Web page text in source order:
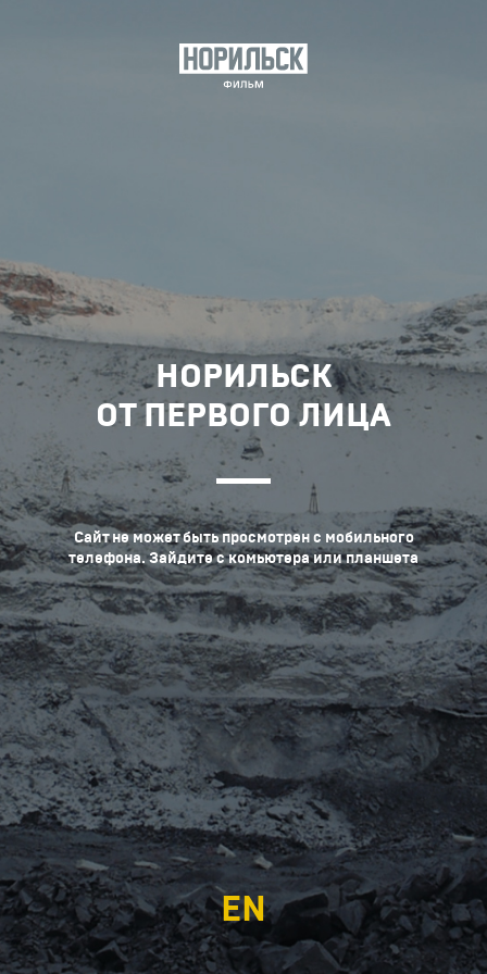
НОРИЛЬСК
ОТ ПЕРВОГО ЛИЦА
Сайт не может быть просмотрен с мобильного
телефона. Зайдите с комьютера или планшета
EN